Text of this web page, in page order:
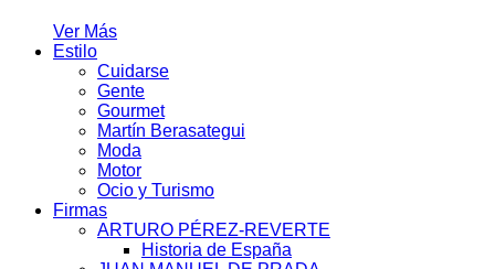
Ver Más
Estilo
Cuidarse
Gente
Gourmet
Martín Berasategui
Moda
Motor
Ocio y Turismo
Firmas
ARTURO PÉREZ-REVERTE
Historia de España